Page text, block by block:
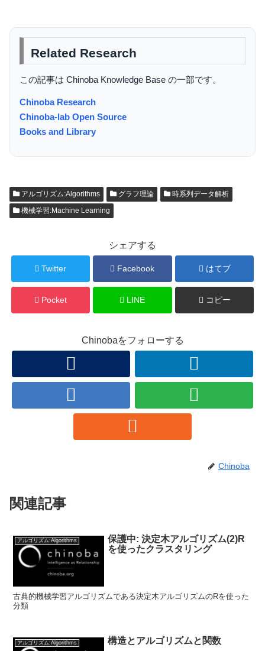
Related Research
この記事は Chinoba Knowledge Base の一部です。
Chinoba Research
Chinoba-lab Open Source
Books and Library
アルゴリズム:Algorithms グラフ理論
時系列データ解析
機械学習:Machine Learning
シェアする
Twitter Facebook はてブ
Pocket LINE コピー
Chinobaをフォローする
Chinoba
関連記事
アルゴリズム:Algorithms
保護中: 決定木アルゴリズム(2)R
を使ったクラスタリング
古典的機械学習アルゴリズムである決定木アルゴリズムのRを使った
分類
アルゴリズム:Algorithms 構造とアルゴリズムと関数